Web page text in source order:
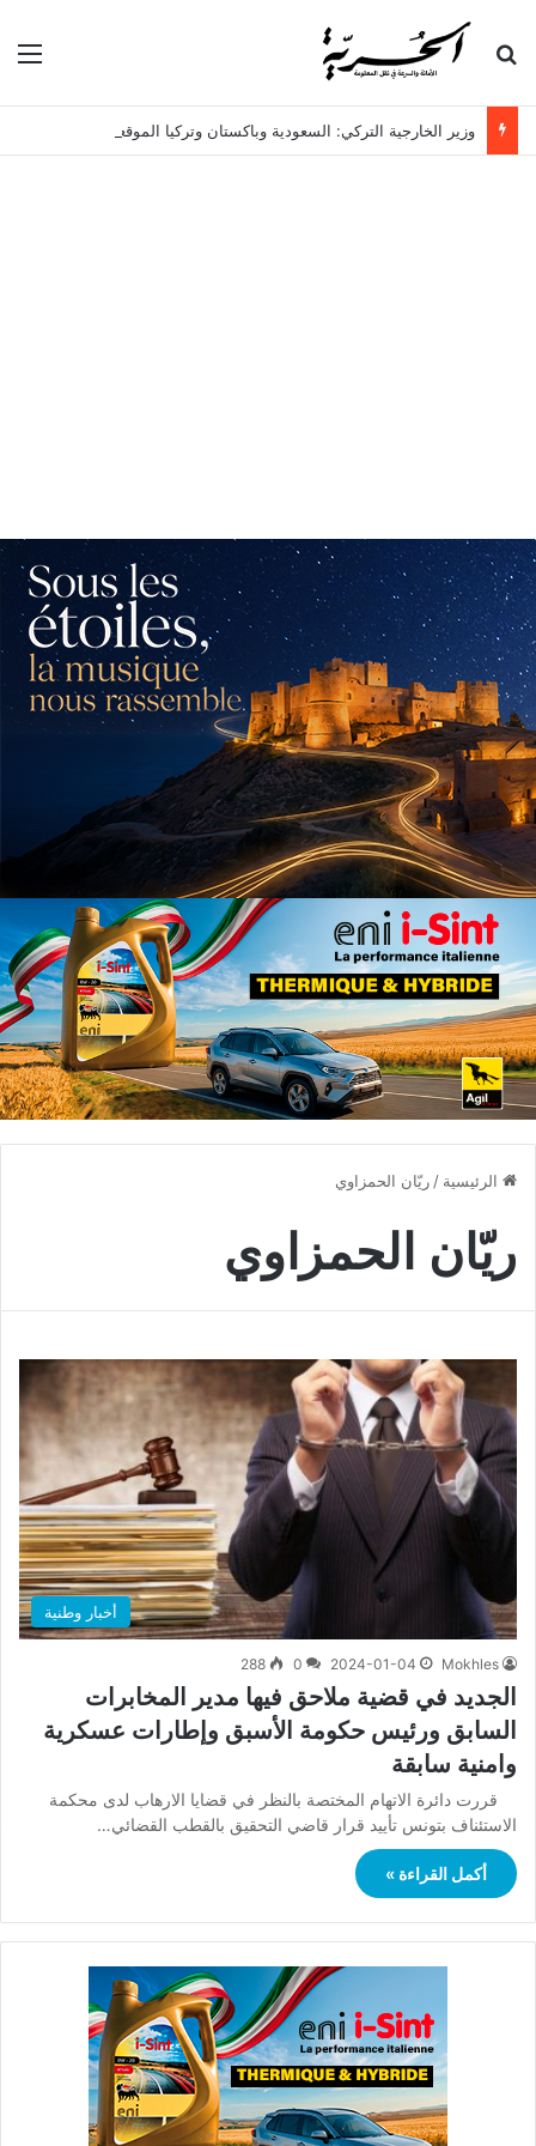
بحث عن
الرئيسية / ريّان الحمزاوي
ريّان الحمزاوي
أخبار وطنية
Mokhles
2024-01-04
0
288
الجديد في قضية ملاحق فيها مدير المخابرات
السابق ورئيس حكومة الأسبق وإطارات عسكرية
وامنية سابقة
قررت دائرة الاتهام المختصة بالنظر في قضايا الارهاب لدى محكمة
الاستئناف بتونس تأييد قرار قاضي التحقيق بالقطب القضائي…
أكمل القراءة »